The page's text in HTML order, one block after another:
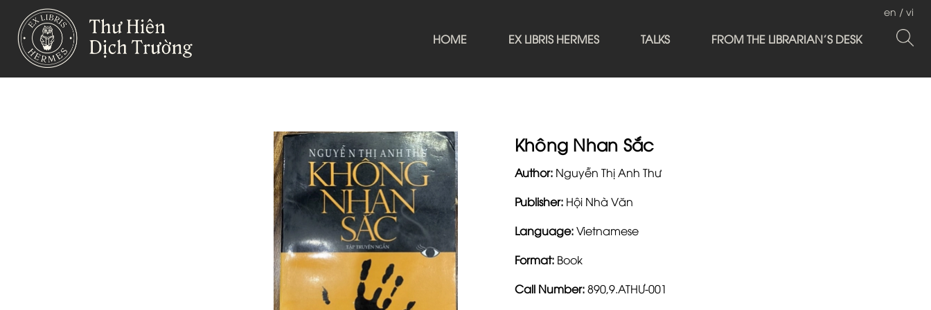
HOME EX LIBRIS HERMES TALKS FROM THE LIBRARIAN'S DESK
en / vi
Không Nhan Sắc
Author:Nguyễn Thị Anh Thư
Publisher:Hội Nhà Văn
Language:Vietnamese
Format:Book
Call Number:890,9.ATHƯ-001